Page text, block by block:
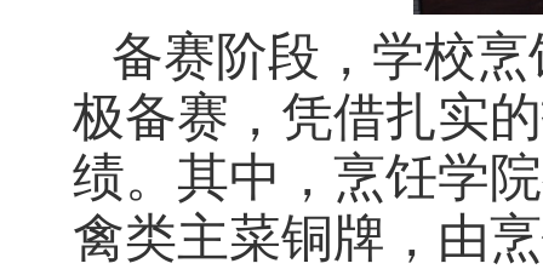
备赛阶段，学校
极备赛，凭借扎实
绩。其中，烹饪学
禽类主菜铜牌，由